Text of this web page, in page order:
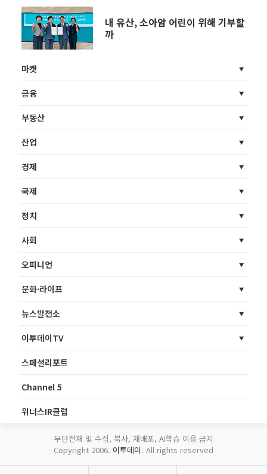
내 유산, 소아암 어린이 위해 기부할
까
마켓
금융
부동산
산업
경제
국제
정치
사회
오피니언
문화·라이프
뉴스발전소
이투데이TV
스페셜리포트
Channel 5
위너스IR클럽
무단전재 및 수집, 복사, 재배포, AI학습 이용 금지
Copyright 2006. 이투데이. All rights reserved